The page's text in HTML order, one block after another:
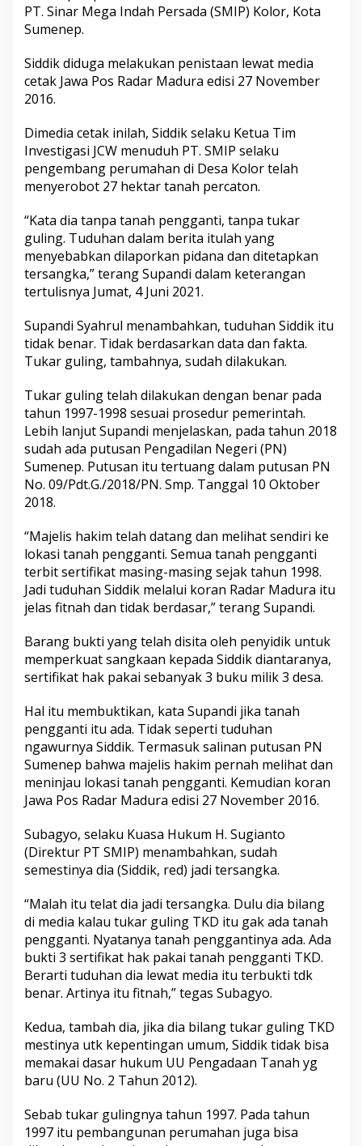
PT. Sinar Mega Indah Persada (SMIP) Kolor, Kota
Sumenep.
Siddik diduga melakukan penistaan lewat media
cetak Jawa Pos Radar Madura edisi 27 November
2016.
Dimedia cetak inilah, Siddik selaku Ketua Tim
Investigasi JCW menuduh PT. SMIP selaku
pengembang perumahan di Desa Kolor telah
menyerobot 27 hektar tanah percaton.
“Kata dia tanpa tanah pengganti, tanpa tukar
guling. Tuduhan dalam berita itulah yang
menyebabkan dilaporkan pidana dan ditetapkan
tersangka,” terang Supandi dalam keterangan
tertulisnya Jumat, 4 Juni 2021.
Supandi Syahrul menambahkan, tuduhan Siddik itu
tidak benar. Tidak berdasarkan data dan fakta.
Tukar guling, tambahnya, sudah dilakukan.
Tukar guling telah dilakukan dengan benar pada
tahun 1997-1998 sesuai prosedur pemerintah.
Lebih lanjut Supandi menjelaskan, pada tahun 2018
sudah ada putusan Pengadilan Negeri (PN)
Sumenep. Putusan itu tertuang dalam putusan PN
No. 09/Pdt.G./2018/PN. Smp. Tanggal 10 Oktober
2018.
“Majelis hakim telah datang dan melihat sendiri ke
lokasi tanah pengganti. Semua tanah pengganti
terbit sertifikat masing-masing sejak tahun 1998.
Jadi tuduhan Siddik melalui koran Radar Madura itu
jelas fitnah dan tidak berdasar,” terang Supandi.
Barang bukti yang telah disita oleh penyidik untuk
memperkuat sangkaan kepada Siddik diantaranya,
sertifikat hak pakai sebanyak 3 buku milik 3 desa.
Hal itu membuktikan, kata Supandi jika tanah
pengganti itu ada. Tidak seperti tuduhan
ngawurnya Siddik. Termasuk salinan putusan PN
Sumenep bahwa majelis hakim pernah melihat dan
meninjau lokasi tanah pengganti. Kemudian koran
Jawa Pos Radar Madura edisi 27 November 2016.
Subagyo, selaku Kuasa Hukum H. Sugianto
(Direktur PT SMIP) menambahkan, sudah
semestinya dia (Siddik, red) jadi tersangka.
“Malah itu telat dia jadi tersangka. Dulu dia bilang
di media kalau tukar guling TKD itu gak ada tanah
pengganti. Nyatanya tanah penggantinya ada. Ada
bukti 3 sertifikat hak pakai tanah pengganti TKD.
Berarti tuduhan dia lewat media itu terbukti tdk
benar. Artinya itu fitnah,” tegas Subagyo.
Kedua, tambah dia, jika dia bilang tukar guling TKD
mestinya utk kepentingan umum, Siddik tidak bisa
memakai dasar hukum UU Pengadaan Tanah yg
baru (UU No. 2 Tahun 2012).
Sebab tukar gulingnya tahun 1997. Pada tahun
1997 itu pembangunan perumahan juga bisa